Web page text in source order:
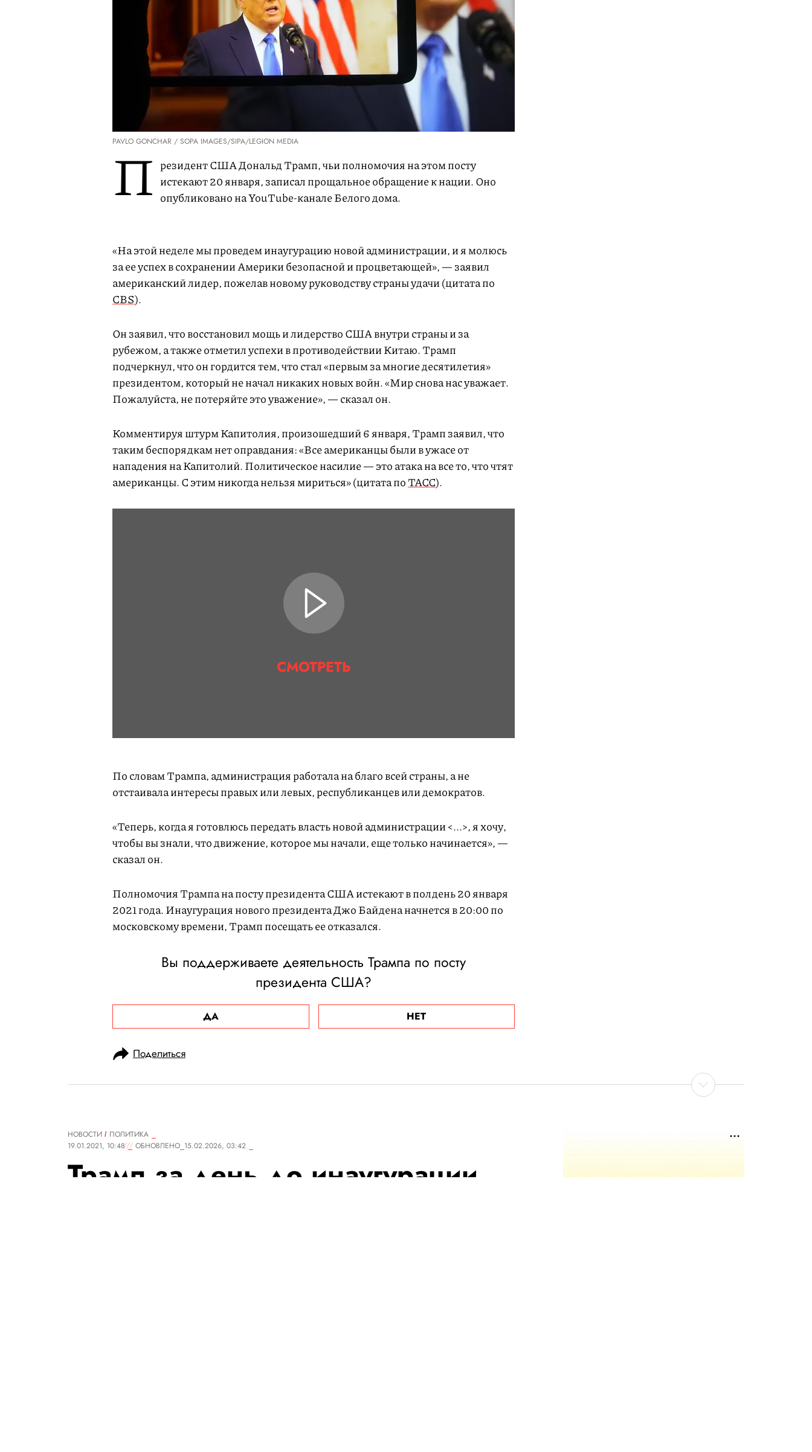
PAVLO GONCHAR / SOPA IMAGES/SIPA/LEGION MEDIA
П резидент США Дональд Трамп, чьи полномочия на этом посту
истекают 20 января, записал прощальное обращение к нации. Оно
опубликовано на YouTube-канале Белого дома.
«На этой неделе мы проведем инаугурацию новой администрации, и я молюсь
за ее успех в сохранении Америки безопасной и процветающей», — заявил
американский лидер, пожелав новому руководству страны удачи (цитата по
CBS).
Он заявил, что восстановил мощь и лидерство США внутри страны и за
рубежом, а также отметил успехи в противодействии Китаю. Трамп
подчеркнул, что он гордится тем, что стал «первым за многие десятилетия»
президентом, который не начал никаких новых войн. «Мир снова нас уважает.
Пожалуйста, не потеряйте это уважение», — сказал он.
Комментируя штурм Капитолия, произошедший 6 января, Трамп заявил, что
таким беспорядкам нет оправдания: «Все американцы были в ужасе от
нападения на Капитолий. Политическое насилие — это атака на все то, что чтят
американцы. С этим никогда нельзя мириться» (цитата поТАСС).
СМОТРЕТЬ
По словам Трампа, администрация работала на благо всей страны, а не
отстаивала интересы правых или левых, республиканцев или демократов.
«Теперь, когда я готовлюсь передать власть новой администрации <...>, я хочу,
чтобы вы знали, что движение, которое мы начали, еще только начинается», —
сказал он.
Полномочия Трампа на посту президента США истекают в полдень 20 января
2021 года. Инаугурация нового президента Джо Байдена начнется в 20:00 по
московскому времени, Трамп посещать ее отказался.
Вы поддерживаете деятельность Трампа по посту
президента США?
ДА НЕТ
Поделиться
НОВОСТИ
ПОЛИТИКА
19.01.2021, 10:48
ОБНОВЛЕНО 15.02.2026, 03:42
Трамп за день до инаугурации